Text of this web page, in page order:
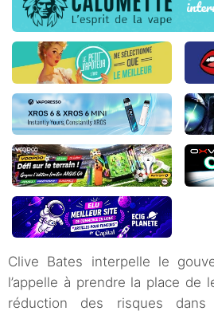
Clive Bates interpelle le
l’appelle à prendre la place de
réduction des risques